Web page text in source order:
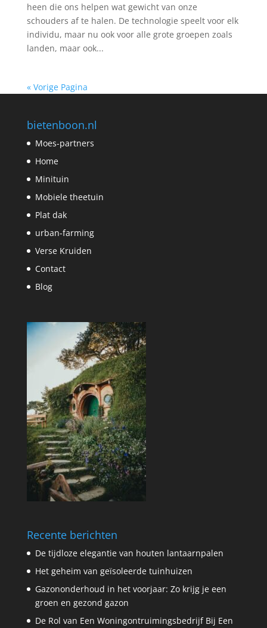
heen die ons helpen wat gewicht van onze
schouders af te halen. De technologie speelt voor elk
individu, maar nu ook voor alle grote groepen zoals
landen, maar ook...
« Vorige Pagina
bietenboon.nl
Moes-partners
Home
Minituin
Mobiele theetuin
Plat dak
urban-farming
Verse Kruiden
Contact
Blog
Recente berichten
De tijdloze elegantie van houten lantaarnpalen
Het geheim van geïsoleerde tuinhuizen
Gazononderhoud in het voorjaar: Zo krijg je een
groen en gezond gazon
De Rol van Een Woningontruimingsbedrijf Bij Een